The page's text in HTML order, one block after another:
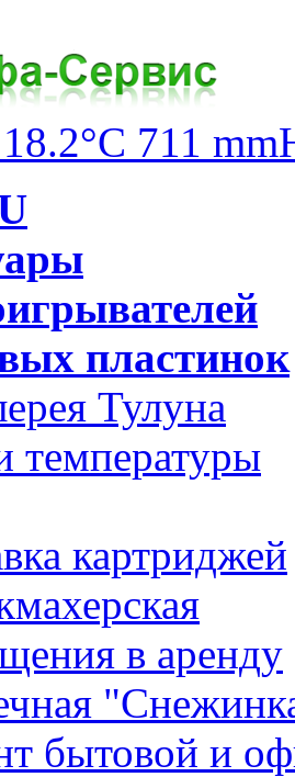
711
пластинок
Тулуна
температуры
картриджей
в аренду
бытовой и